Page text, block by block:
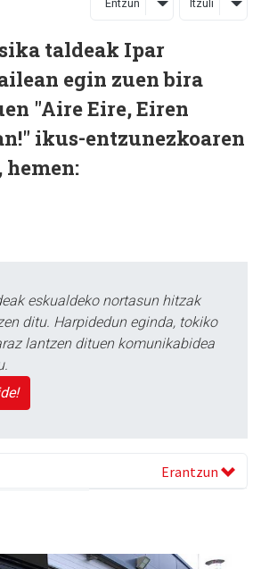
Entzun Itzuli
taldeak Ipar
egin zuen bira
"Aire Eire, Eiren
ikus-entzunezkoaren
hemen:
eskualdeko nortasun hitzak
ditu. Harpidedun eginda, tokiko
lantzen dituen komunikabidea
Erantzun